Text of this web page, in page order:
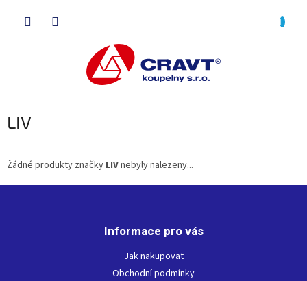
LIV
Žádné produkty značky LIVnebyly nalezeny...
Informace pro vás
Jak nakupovat
Obchodní podmínky